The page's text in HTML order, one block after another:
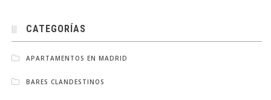
CATEGORÍAS
APARTAMENTOS EN MADRID
BARES CLANDESTINOS